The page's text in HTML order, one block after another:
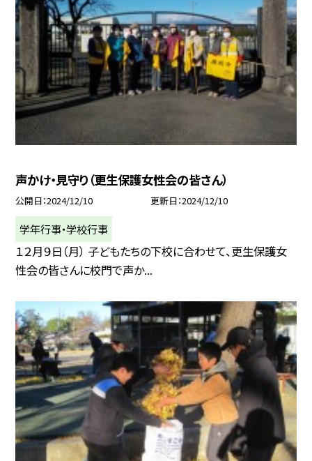
声かけ・見守り（更生保護女性会の皆さん）
公開日 2024/12/10 更新日 2024/12/10
学年行事・学校行事
１２月９日（月） 子どもたちの下校に合わせて、更生保護女
性会の皆さんに校門で声か...